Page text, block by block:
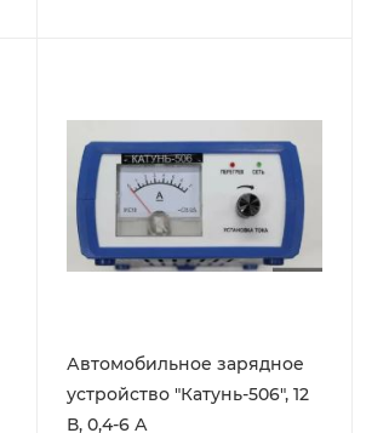
Автомобильное зарядное
устройство "Катунь-506", 12
В, 0,4-6 А